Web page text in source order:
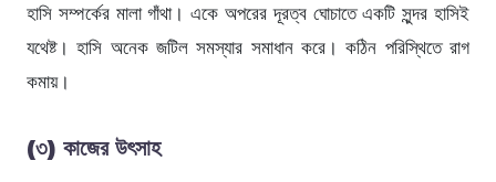
হাসি সম্পর্কের মালা গাঁথা। একে অপরের দূরত্ব ঘোচাতে একটি সুন্দর হাসিই
যথেষ্ট। হাসি অনেক জটিল সমস্যার সমাধান করে। কঠিন পরিস্থিতে রাগ
কমায়।
(৩) কাজের উৎসাহ